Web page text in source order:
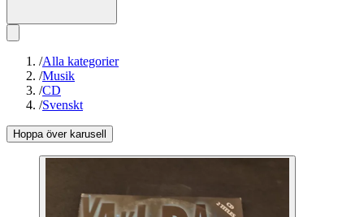
/Alla kategorier
/Musik
/CD
/Svenskt
Hoppa över karusell